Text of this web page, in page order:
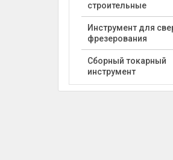
строительные
Инструмент для
фрезерования
Сборный токарный
инструмент